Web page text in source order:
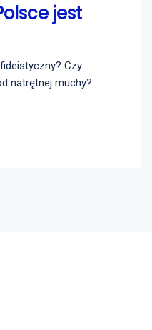
jest
Czy
natrętnej muchy?